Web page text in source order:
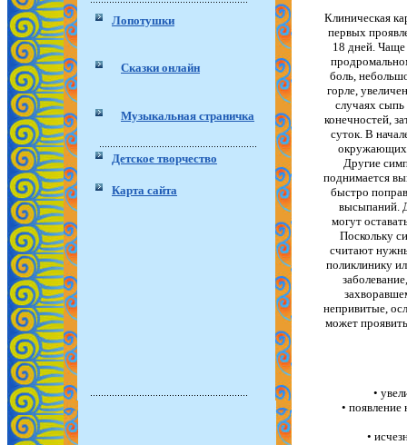
Лопотушки
Сказки онлайн
Музыкальная страничка
Детское творчество
Карта сайта
Клиническая
первых
18 дней.
боль,
горле,
случаях сыпь
конечностей,
суток. В
окружающих
Другие
поднимается
быстро
высыпаний.
могут
Поскольку
считают
поликлинику
непривитые,
может
•
•
•